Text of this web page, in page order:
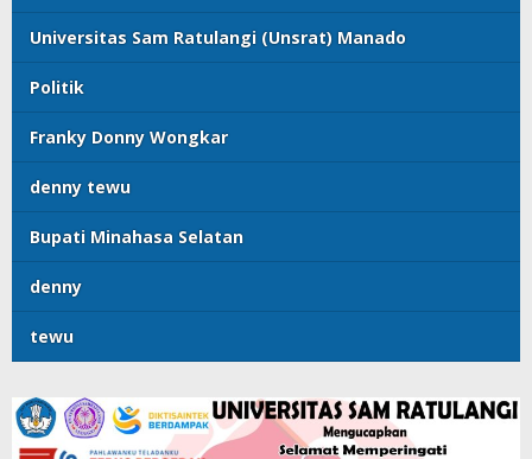
Universitas Sam Ratulangi (Unsrat) Manado
Politik
Franky Donny Wongkar
denny tewu
Bupati Minahasa Selatan
denny
tewu